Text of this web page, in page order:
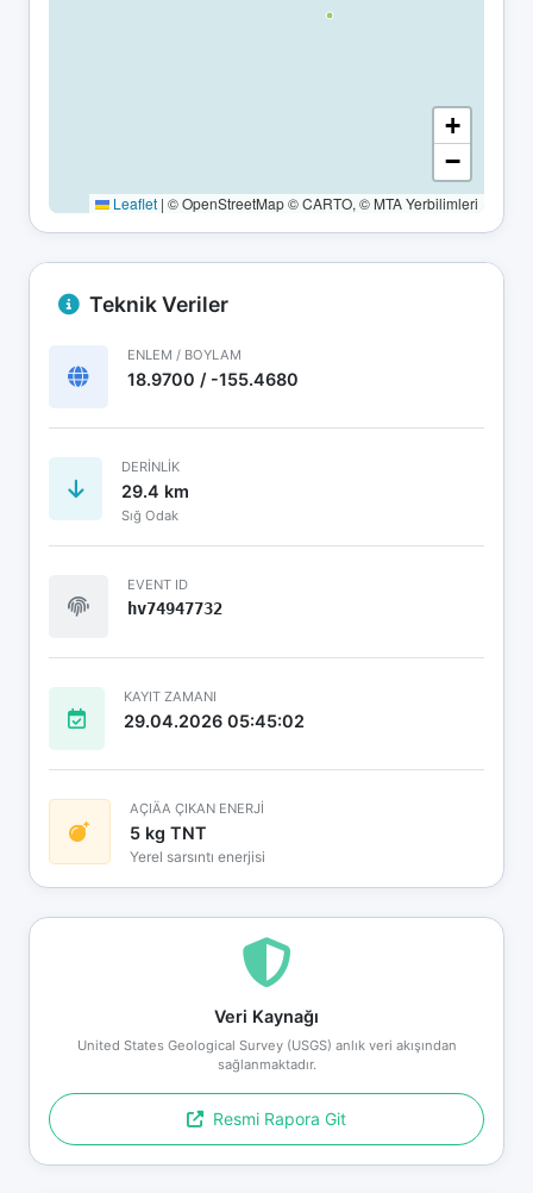
+
−
Leaflet | © OpenStreetMap © CARTO, © MTA Yerbilimleri
Teknik Veriler
ENLEM / BOYLAM
18.9700 / -155.4680
DERINLIK
29.4 km
Sığ Odak
EVENT ID
hv74947732
KAYIT ZAMANI
29.04.2026 05:45:02
AÇIÄA ÇIKAN ENERJİ
5 kg TNT
Yerel sarsıntı enerjisi
Veri Kaynağı
United States Geological Survey (USGS) anlık veri akışından
sağlanmaktadır.
Resmi Rapora Git